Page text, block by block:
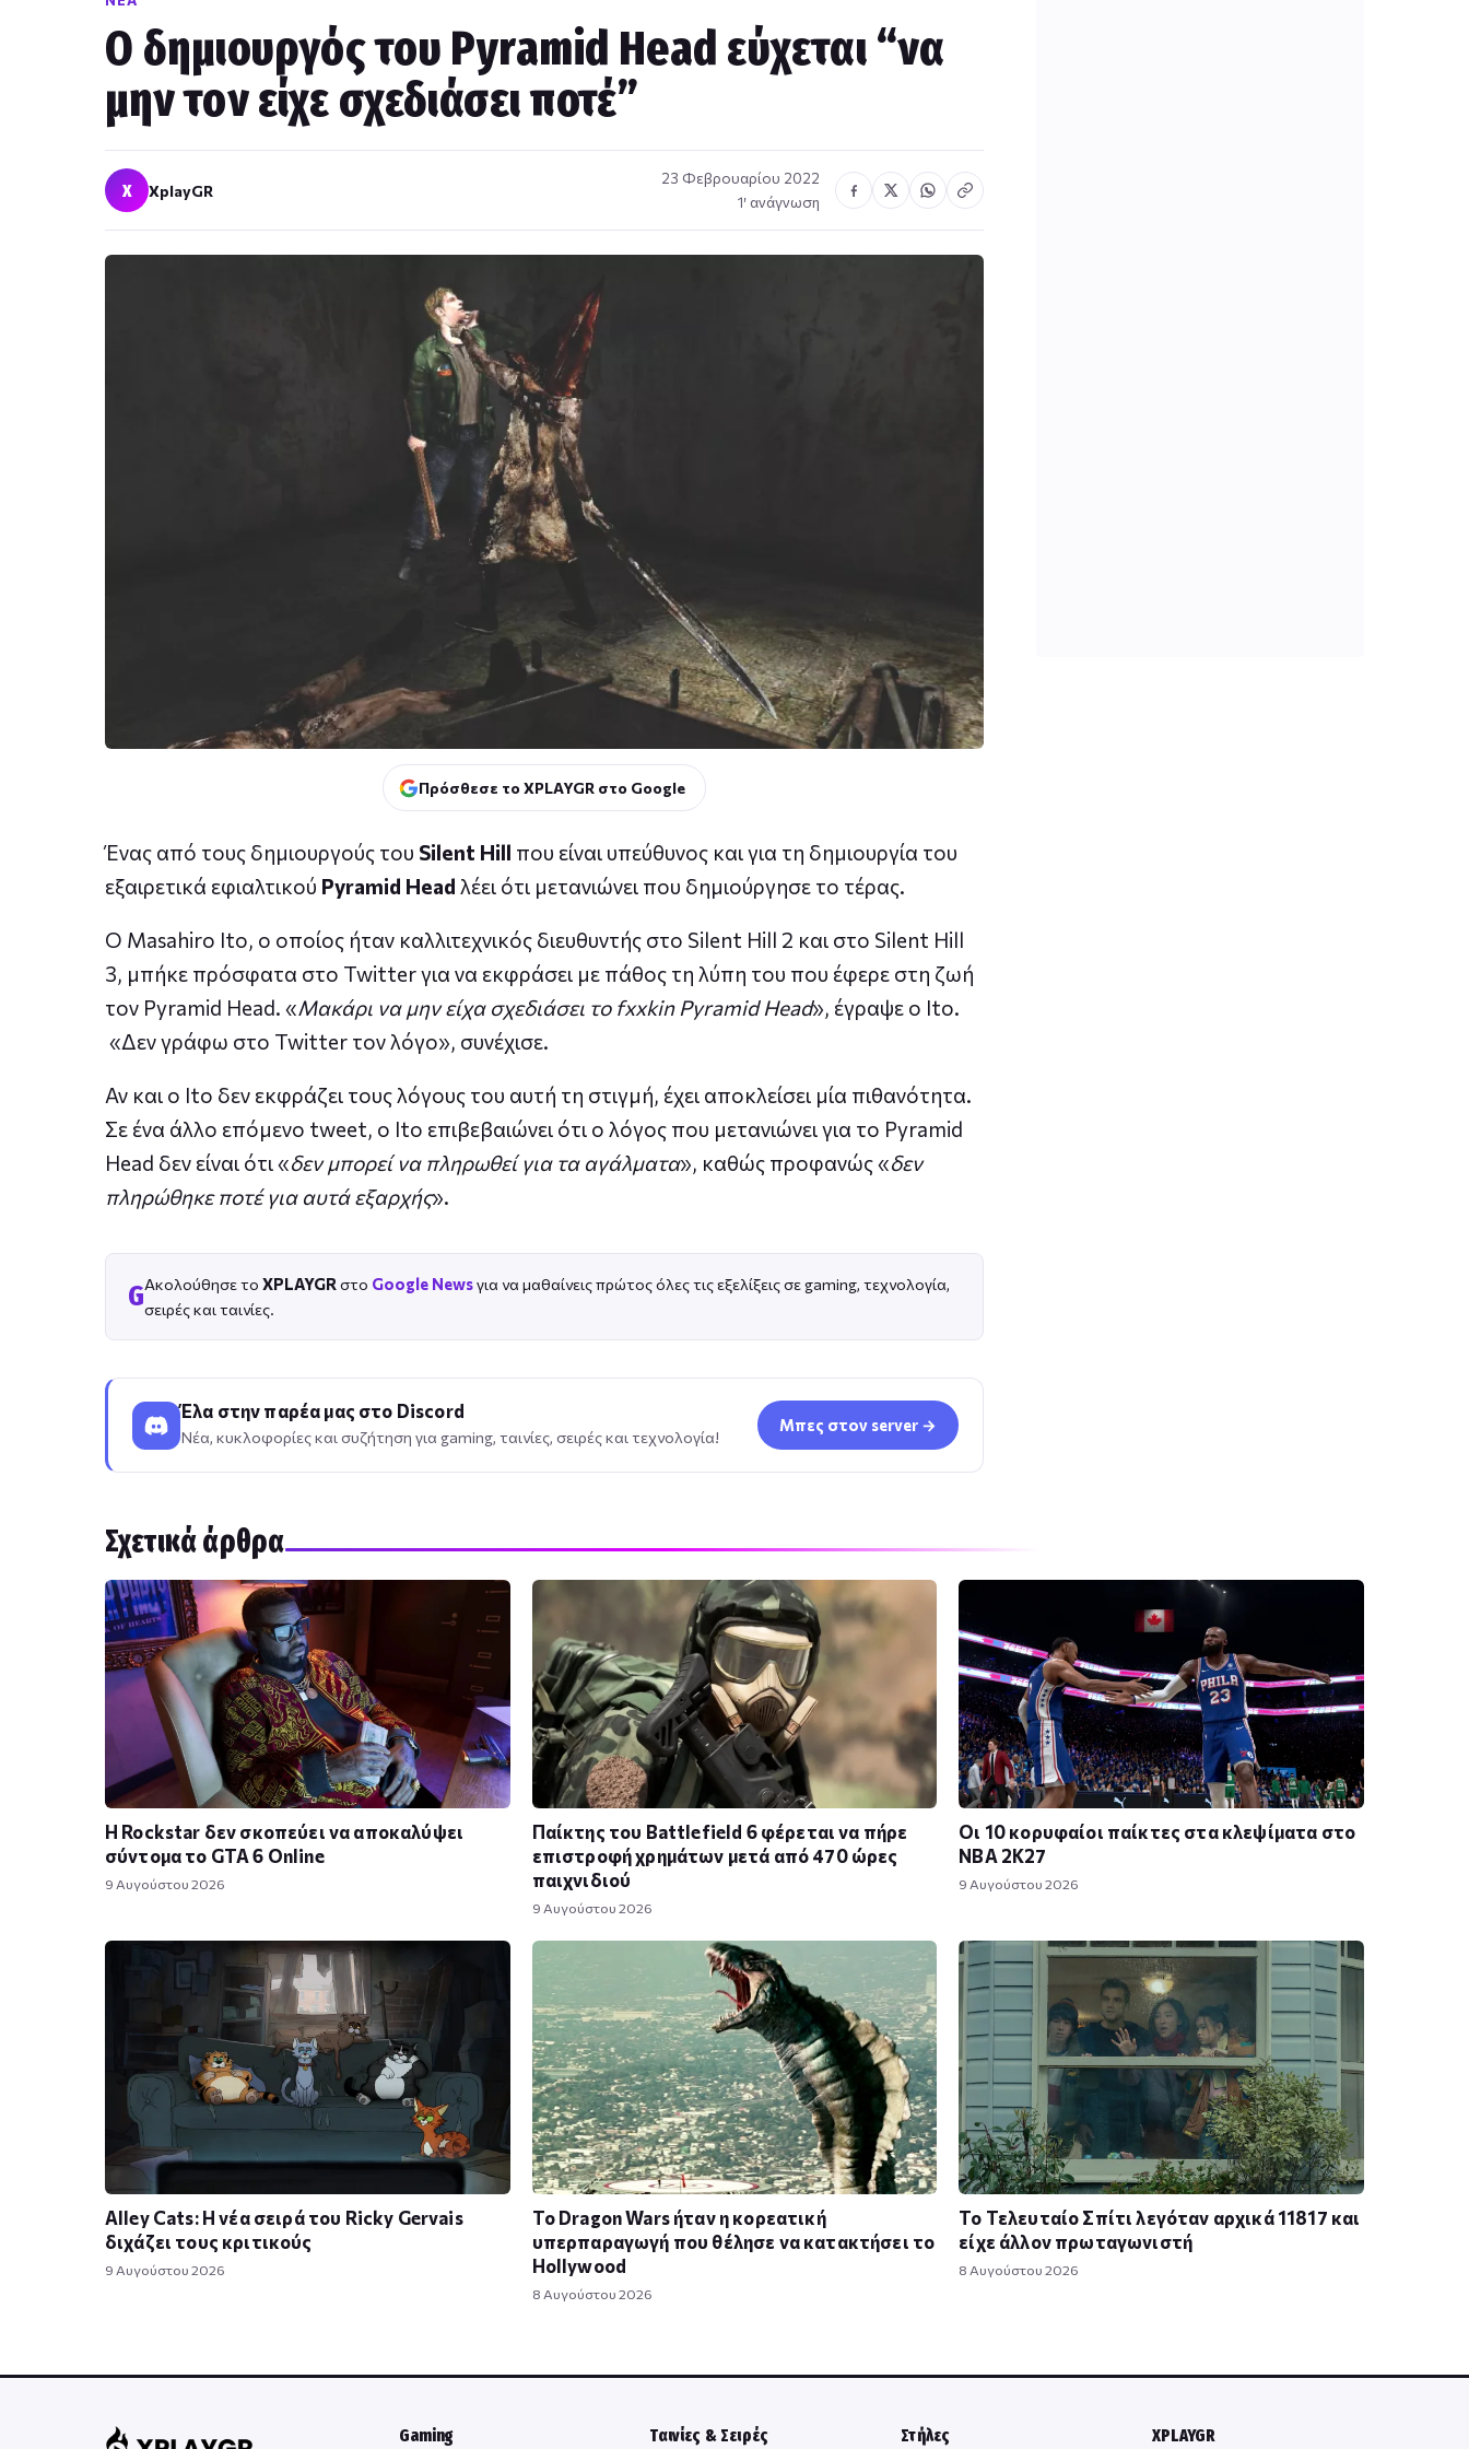
Ο δημιουργός του Pyramid Head εύχεται “να
μην τον είχε σχεδιάσει ποτέ”
X XplayGR
23 Φεβρουαρίου 2022
1′ ανάγνωση
Πρόσθεσε το XPLAYGR στο Google
Ένας από τους δημιουργούς του Silent Hill που είναι υπεύθυνος και για τη δημιουργία του
εξαιρετικά εφιαλτικού Pyramid Head λέει ότι μετανιώνει που δημιούργησε το τέρας.
Ο Masahiro Ito, ο οποίος ήταν καλλιτεχνικός διευθυντής στο Silent Hill 2 και στο Silent Hill
3, μπήκε πρόσφατα στο Twitter για να εκφράσει με πάθος τη λύπη του που έφερε στη ζωή
τον Pyramid Head. «Μακάρι να μην είχα σχεδιάσει το fxxkin Pyramid Head», έγραψε ο Ito.
«Δεν γράφω στο Twitter τον λόγο», συνέχισε.
Αν και ο Ito δεν εκφράζει τους λόγους του αυτή τη στιγμή, έχει αποκλείσει μία πιθανότητα.
Σε ένα άλλο επόμενο tweet, ο Ito επιβεβαιώνει ότι ο λόγος που μετανιώνει για το Pyramid
Head δεν είναι ότι «δεν μπορεί να πληρωθεί για τα αγάλματα», καθώς προφανώς «δεν
πληρώθηκε ποτέ για αυτά εξαρχής».
GΑκολούθησε το XPLAYGR στο Google Newsγια να μαθαίνεις πρώτος όλες τις εξελίξεις σε gaming, τεχνολογία,
σειρές και ταινίες.
Έλα στην παρέα μας στο Discord
Νέα, κυκλοφορίες και συζήτηση για gaming, ταινίες, σειρές και τεχνολογία!
Μπες στον server →
Σχετικά άρθρα
Η Rockstar δεν σκοπεύει να αποκαλύψει
σύντομα το GTA 6 Online
9 Αυγούστου 2026
Παίκτης του Battlefield 6 φέρεται να πήρε
επιστροφή χρημάτων μετά από 470 ώρες
παιχνιδιού
9 Αυγούστου 2026
Οι 10 κορυφαίοι παίκτες στα κλεψίματα στο
NBA 2K27
9 Αυγούστου 2026
Alley Cats: Η νέα σειρά του Ricky Gervais
διχάζει τους κριτικούς
9 Αυγούστου 2026
Το Dragon Wars ήταν η κορεατική
υπερπαραγωγή που θέλησε να κατακτήσει το
Hollywood
8 Αυγούστου 2026
Το Τελευταίο Σπίτι λεγόταν αρχικά 11817 και
είχε άλλον πρωταγωνιστή
8 Αυγούστου 2026
Gaming Ταινίες & Σειρές Στήλες XPLAYGR